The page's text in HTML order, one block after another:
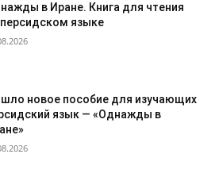
в Иране. Книга для чтения
языке
новое пособие для изучающих
язык — «Однажды в